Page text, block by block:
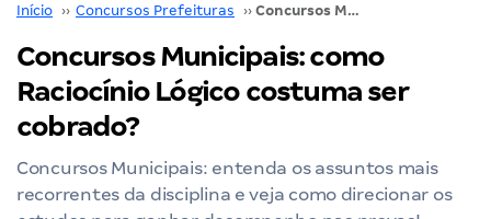
Início ›› Concursos Prefeituras ›› Concursos Municipais: como Raciocínio Lógico costuma ser cobrado?
Concursos Municipais: como
Raciocínio Lógico costuma ser
cobrado?
Concursos Municipais: entenda os assuntos mais
recorrentes da disciplina e veja como direcionar os